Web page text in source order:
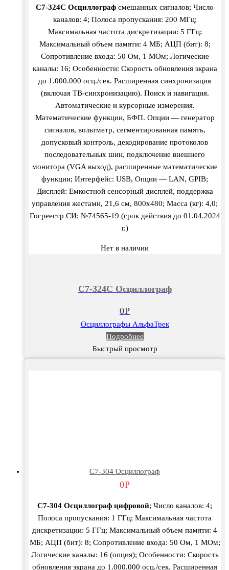
С7-324С Осциллограф смешанных сигналов; Число
каналов: 4; Полоса пропускания: 200 МГц;
Максимальная частота дискретизации: 5 ГГц;
Максимальный объем памяти: 4 МБ; АЦП (бит): 8;
Сопротивление входа: 50 Ом, 1 МОм; Логические
каналы: 16; Особенности: Скорость обновления экрана
до 1.000.000 осц./сек. Расширенная синхронизация
(включая ТВ-синхронизацию). Поиск и навигация.
Автоматические и курсорные измерения.
Математические функции, БФП. Опции — генератор
сигналов, вольтметр, сегментированная память,
допусковый контроль, декодирование протоколов
последовательных шин, подключение внешнего
монитора (VGA выход), расширенные математические
функции; Интерфейс: USB, Опции — LAN, GPIB;
Дисплей: Емкостной сенсорный дисплей, поддержка
управления жестами, 21,6 см, 800х480; Масса (кг): 4,0;
Госреестр СИ: №74565-19 (срок действия до 01.04.2024
г.)
Нет в наличии
С7-324С Осциллограф
0Р
Осциллографы АльфаТрек
Подробнее
Быстрый просмотр
С7-304 Осциллограф
0Р
С7-304 Осциллограф цифровой; Число каналов: 4;
Полоса пропускания: 1 ГГц; Максимальная частота
дискретизации: 5 ГГц; Максимальный объем памяти: 4
МБ; АЦП (бит): 8; Сопротивление входа: 50 Ом, 1 МОм;
Логические каналы: 16 (опция); Особенности: Скорость
обновления экрана до 1.000.000 осц./сек. Расширенная